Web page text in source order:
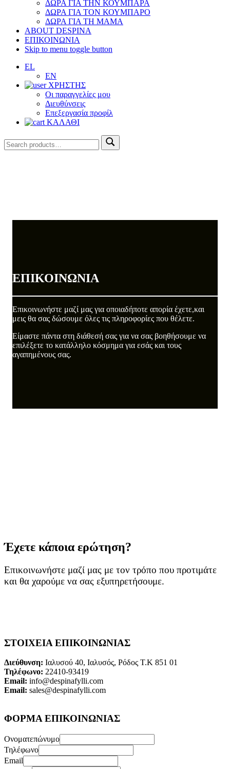
ΔΩΡΑ ΓΙΑ ΤΗΝ ΚΟΥΜΠΑΡΑ
ΔΩΡΑ ΓΙΑ ΤΟΝ ΚΟΥΜΠΑΡΟ
ΔΩΡΑ ΓΙΑ ΤΗ ΜΑΜΑ
ABOUT DESPINA
ΕΠΙΚΟΙΝΩΝΙΑ
Skip to menu toggle button
EL
EN
ΧΡΗΣΤΗΣ
Οι παραγγελίες μου
Διευθύνσεις
Επεξεργασία προφίλ
ΚΑΛΑΘΙ
Search
for:
ΕΠΙΚΟΙΝΩΝΙΑ
Επικοινωνήστε μαζί μας για οποιαδήποτε απορία έχετε,και
μεις θα σας δώσουμε όλες τις πληροφορίες που θέλετε.
Είμαστε πάντα στη διάθεσή σας για να σας βοηθήσουμε να
επιλέξετε το κατάλληλο κόσμημα για εσάς και τους
αγαπημένους σας.
Έχετε κάποια ερώτηση?
Επικοινωνήστε μαζί μας με τον τρόπο που προτιμάτε
και θα χαρούμε να σας εξυπηρετήσουμε.
ΣΤΟΙΧΕΙΑ ΕΠΙΚΟΙΝΩΝΙΑΣ
Διεύθυνση: Ιαλυσού 40, Ιαλυσός, Ρόδος Τ.Κ 851 01
Τηλέφωνο: 22410-93419
Email: info@despinafylli.com
Email: sales@despinafylli.com
ΦΟΡΜΑ ΕΠΙΚΟΙΝΩΝΙΑΣ
Ονοματεπώνυμο
Τηλέφωνο
Email